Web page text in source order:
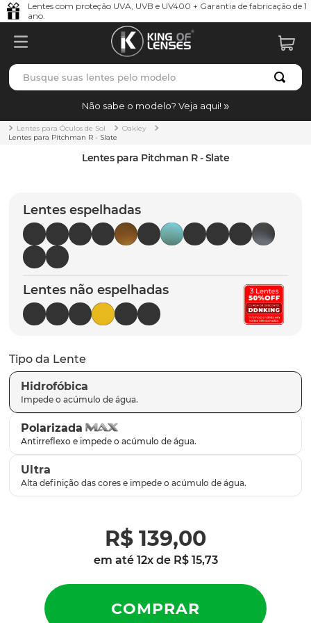
Lentes com proteção UVA, UVB e UV400 + Garantia de fabricação de 1
ano.
Busque suas lentes pelo modelo
Não sabe o modelo? Veja aqui!
Lentes para Óculos de Sol
Oakley
Lentes para Pitchman R - Slate
Lentes para Pitchman R - Slate
Lentes espelhadas
Lentes não espelhadas
Tipo da Lente
Hidrofóbica
Polarizada
Ultra
R$ 139,00
em até 12x de R$ 15,73
TERMOS MAIS BUSCADOS
1º borrachas
holbrook
5º chaves
6º t-shock
7º gasket
8º parafusos
9º latch